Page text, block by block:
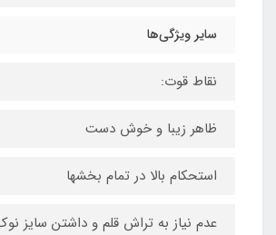
سایر ویژگی‌ها
نقاط قوت:
ظاهر زیبا و خوش دست
استحکام بالا در تمام بخشها
عدم نیاز به تراش قلم و داشتن سایز